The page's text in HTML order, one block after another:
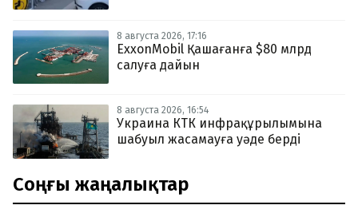
8 августа 2026, 17:16
ExxonMobil Қашағанға $80 млрд
салуға дайын
8 августа 2026, 16:54
Украина КТК инфрақұрылымына
шабуыл жасамауға уәде берді
Соңғы жаңалықтар